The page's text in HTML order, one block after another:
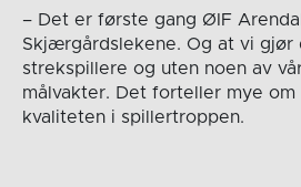
– Det er første gang ØIF
Skjærgårdslekene. Og at vi gjør
strekspillere og uten noen av
målvakter. Det forteller mye om
kvaliteten i spillertroppen.